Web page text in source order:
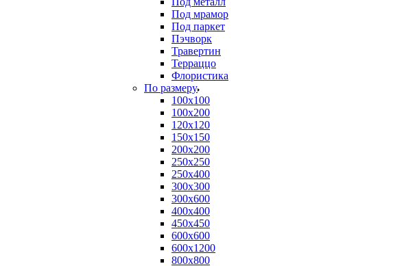
Под мрамор
Под паркет
Пэчворк
Травертин
Терраццо
Флористика
По размеру
100х100
100х200
120х120
150х150
200х200
250х250
250х400
300х300
300х600
400х400
450х450
600х600
600х1200
800х800